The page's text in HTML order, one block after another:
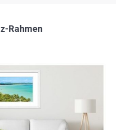
Rahmen